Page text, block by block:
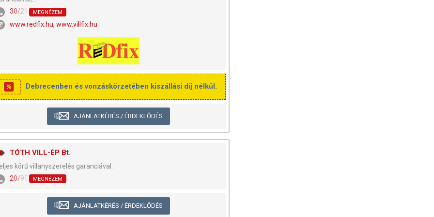
30/290-1667
MEGNÉZEM
www.redfix.hu, www.villfix.hu
Debrecenben és vonzáskörzetében kiszállási díj nélkül.
AJÁNLATKÉRÉS / ÉRDEKLŐDÉS
TÓTH VILL-ÉP Bt.
körű villanyszerelés garanciával.
20/9511-094
MEGNÉZEM
AJÁNLATKÉRÉS / ÉRDEKLŐDÉS